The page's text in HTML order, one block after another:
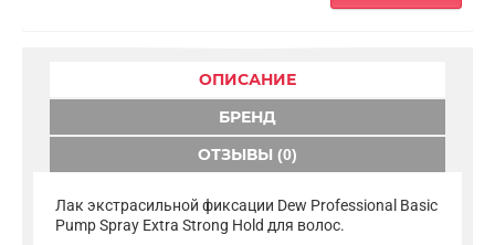
ОПИСАНИЕ
БРЕНД
ОТЗЫВЫ (0)
Лак экстрасильной фиксации Dew Professional Basic
Pump Spray Extra Strong Hold для волос.